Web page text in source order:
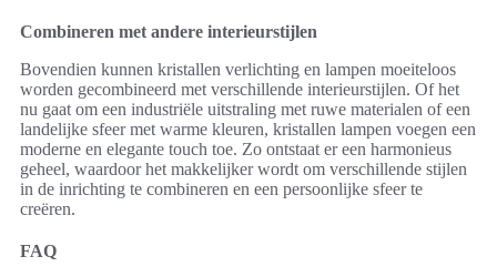
Combineren met andere interieurstijlen
Bovendien kunnen kristallen verlichting en lampen moeiteloos
worden gecombineerd met verschillende interieurstijlen. Of het
nu gaat om een industriële uitstraling met ruwe materialen of een
landelijke sfeer met warme kleuren, kristallen lampen voegen een
moderne en elegante touch toe. Zo ontstaat er een harmonieus
geheel, waardoor het makkelijker wordt om verschillende stijlen
in de inrichting te combineren en een persoonlijke sfeer te
creëren.
FAQ